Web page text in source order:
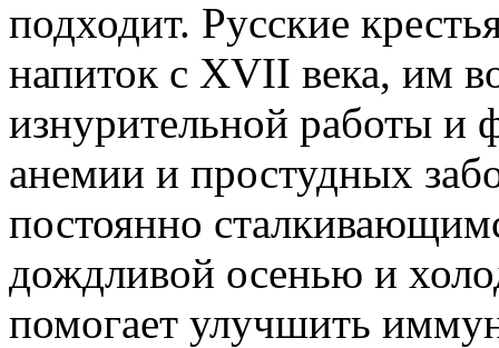
подходит. Русские
напиток с XVII века, им
изнурительной работы и
анемии и простудных
постоянно
дождливой осенью и
помогает улучшить